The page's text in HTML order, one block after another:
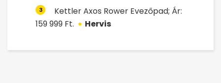
3
Kettler Axos Rower Evezőpad; Ár:
159 999 Ft.
Hervis